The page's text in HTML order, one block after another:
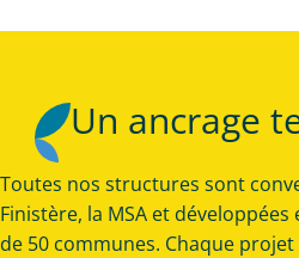
Un ancrage
Toutes nos structures sont
Finistère, la MSA et
de 50 communes. Chaque